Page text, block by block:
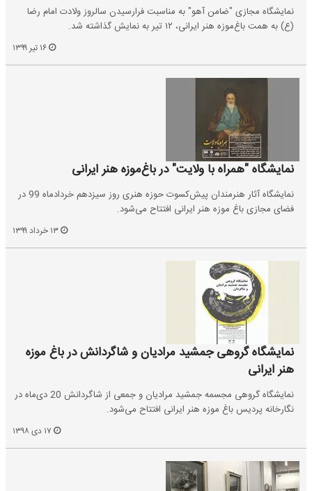
نمایشگاه مجازی "ضامن آهو" به مناسبت فرارسیدن سالروز ولادت امام رضا
(ع) به همت باغ‌موزه هنر ایرانی، ۱۲ تیر به‌ نمایش گذاشته شد.
نمایشگاه "همراه با ولایت" در باغ‌موزه‌ هنر ایرانی
نمایشگاه آثار هنرمندان پیش‌کسوت حوزه هنری روز سیزدهم خردادماه 99 در
فضای مجازی باغ ‌موزه‌ هنر ایرانی افتتاح می‌شود.
نمایشگاه گروهی جمشید مرادیان و شاگردانش در باغ موزه
هنر ایرانی
نمایشگاه گروهی مجسمه جمشید مرادیان و جمعی از شاگردانش 20 دی‌ماه در
نگارخانه پردیس باغ موزه هنر ایرانی افتتاح می‌شود.